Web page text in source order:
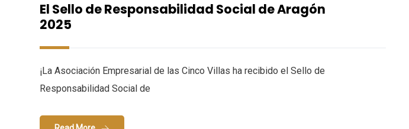
El Sello de Responsabilidad Social de Aragón
2025
¡La Asociación Empresarial de las Cinco Villas ha recibido el Sello de
Responsabilidad Social de